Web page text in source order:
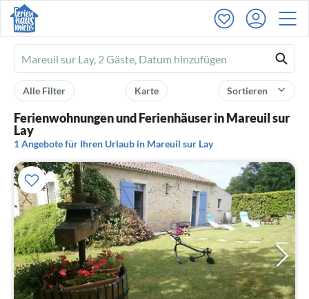
Ferienhausmiete
logo
Sortieren
Karte
Alle Filter
Ferienwohnungen und Ferienhäuser in Mareuil sur
Lay
1 Angebote für Ihren Urlaub in Mareuil sur Lay